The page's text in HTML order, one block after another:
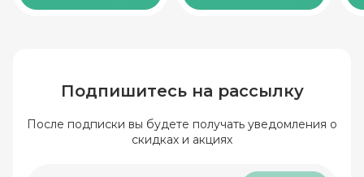
Подпишитесь на рассылку
После подписки вы будете получать уведомления о
скидках и акциях